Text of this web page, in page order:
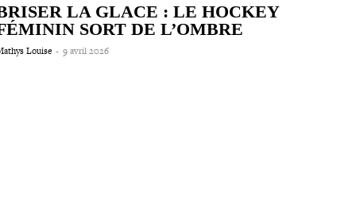
LA GLACE : LE HOCKEY
SORT DE L’OMBRE
Louise - 9 avril 2026